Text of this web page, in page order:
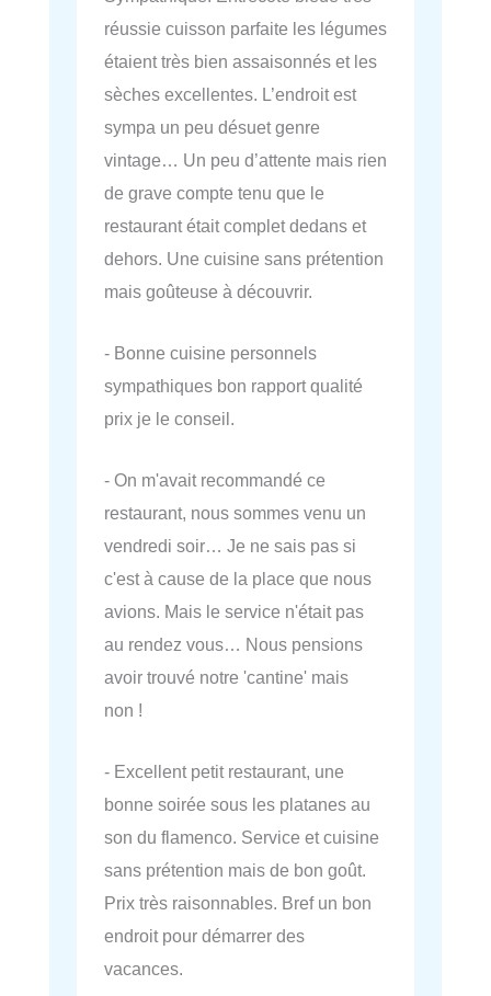
réussie cuisson parfaite les légumes
étaient très bien assaisonnés et les
sèches excellentes. L’endroit est
sympa un peu désuet genre
vintage… Un peu d’attente mais rien
de grave compte tenu que le
restaurant était complet dedans et
dehors. Une cuisine sans prétention
mais goûteuse à découvrir.
- Bonne cuisine personnels
sympathiques bon rapport qualité
prix je le conseil.
- On m'avait recommandé ce
restaurant, nous sommes venu un
vendredi soir… Je ne sais pas si
c'est à cause de la place que nous
avions. Mais le service n'était pas
au rendez vous… Nous pensions
avoir trouvé notre 'cantine' mais
non !
- Excellent petit restaurant, une
bonne soirée sous les platanes au
son du flamenco. Service et cuisine
sans prétention mais de bon goût.
Prix très raisonnables. Bref un bon
endroit pour démarrer des
vacances.